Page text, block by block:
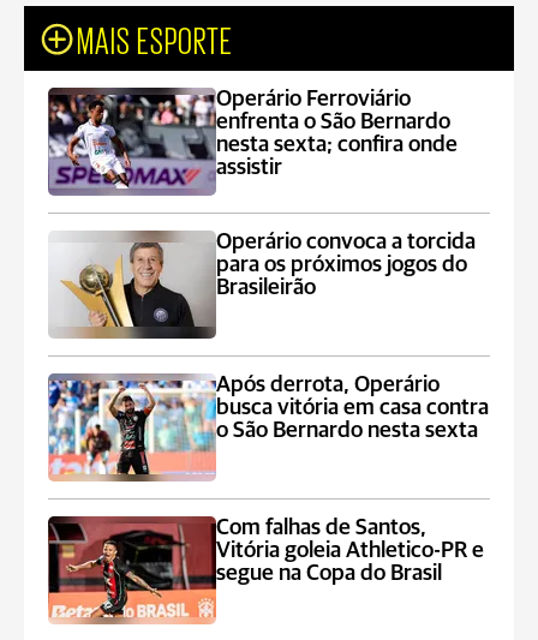
MAIS ESPORTE
Operário Ferroviário
enfrenta o São Bernardo
nesta sexta; confira onde
assistir
Operário convoca a torcida
para os próximos jogos do
Brasileirão
Após derrota, Operário
busca vitória em casa contra
o São Bernardo nesta sexta
Com falhas de Santos,
Vitória goleia Athletico-PR e
segue na Copa do Brasil